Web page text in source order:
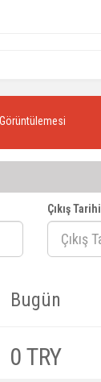
Çıkış Tarihi
Bugün
0 TRY